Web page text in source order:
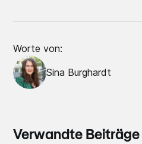
Worte von:
Sina Burghardt
Verwandte Beiträge